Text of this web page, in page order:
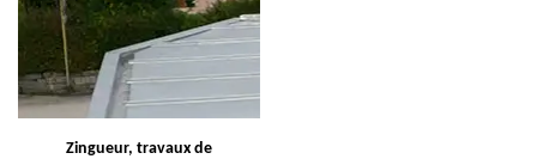
Zingueur, travaux de